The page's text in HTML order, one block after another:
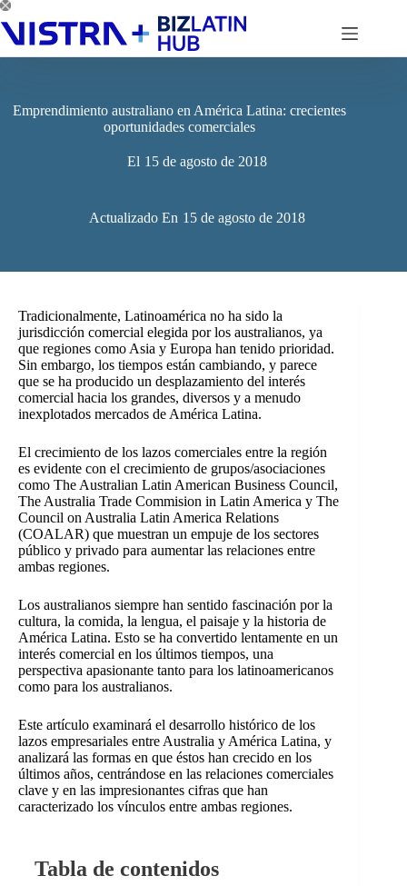
Saltar
al
contenido
Emprendimiento australiano en América Latina: crecientes
oportunidades comerciales
El 15 de agosto de 2018
Actualizado En 15 de agosto de 2018
Tradicionalmente, Latinoamérica no ha sido la
jurisdicción comercial elegida por los australianos, ya
que regiones como Asia y Europa han tenido prioridad.
Sin embargo, los tiempos están cambiando, y parece
que se ha producido un desplazamiento del interés
comercial hacia los grandes, diversos y a menudo
inexplotados mercados de América Latina.
El crecimiento de los lazos comerciales entre la región
es evidente con el crecimiento de grupos/asociaciones
como The Australian Latin American Business Council,
The Australia Trade Commision in Latin America y The
Council on Australia Latin America Relations
(COALAR) que muestran un empuje de los sectores
público y privado para aumentar las relaciones entre
ambas regiones.
Los australianos siempre han sentido fascinación por la
cultura, la comida, la lengua, el paisaje y la historia de
América Latina. Esto se ha convertido lentamente en un
interés comercial en los últimos tiempos, una
perspectiva apasionante tanto para los latinoamericanos
como para los australianos.
Este artículo examinará el desarrollo histórico de los
lazos empresariales entre Australia y América Latina, y
analizará las formas en que éstos han crecido en los
últimos años, centrándose en las relaciones comerciales
clave y en las impresionantes cifras que han
caracterizado los vínculos entre ambas regiones.
Tabla de contenidos